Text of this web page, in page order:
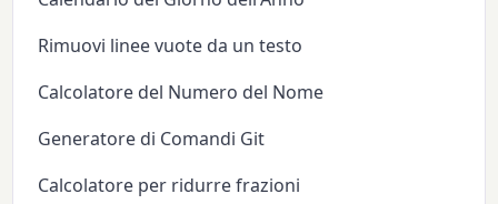
Rimuovi linee vuote da un testo
Calcolatore del Numero del Nome
Generatore di Comandi Git
Calcolatore per ridurre frazioni